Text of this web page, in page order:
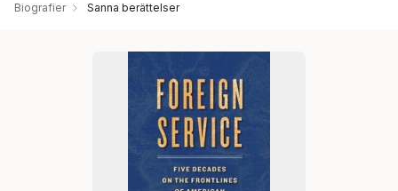
Biografier Sanna berättelser